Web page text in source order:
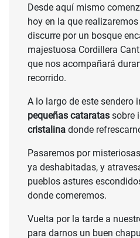
Desde aquí mismo
hoy en la que
discurre por un bosque
majestuosa Cordillera
que nos acompañará
recorrido.
A lo largo de este sendero
pequeñas cataratas sobre
cristalina donde
Pasaremos por
ya deshabitadas, y
pueblos astures
donde comeremos.
Vuelta por la tarde a
para darnos un buen